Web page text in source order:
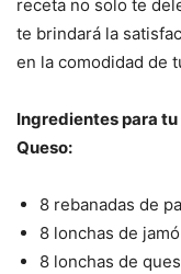
receta no solo te
te brindará la
en la comodidad de
Ingredientes para
Queso:
8 rebanadas de
8 lonchas de
8 lonchas de